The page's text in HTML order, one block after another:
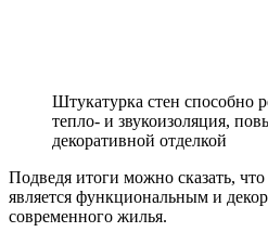
Штукатурка стен способно
тепло- и звукоизоляция,
декоративной отделкой
Подведя итоги можно сказать,
является функциональным и
современного жилья.